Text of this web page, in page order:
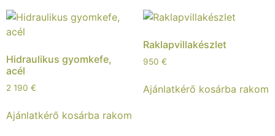
Hidraulikus gyomkefe,
acél
2 190 €
Ajánlatkérő kosárba rakom
Raklapvillakészlet
950 €
Ajánlatkérő kosárba rakom